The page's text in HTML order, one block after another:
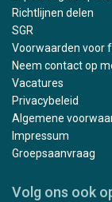
Richtlijnen delen
SGR
Voorwaarden voor
Neem contact op
Vacatures
Privacybeleid
Algemene
Impressum
Groepsaanvraag
Volg ons ook